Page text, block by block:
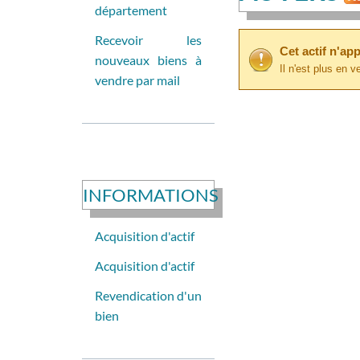
département
Recevoir les
nouveaux biens à
vendre par mail
INFORMATIONS
Acquisition d'actif
Acquisition d'actif
Revendication d'un
bien
Cet actif
Il n'est plus en